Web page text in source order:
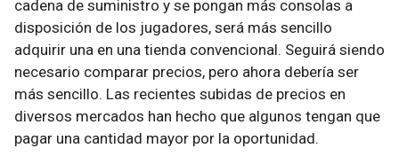
cadena de suministro y se pongan más consolas a
disposición de los jugadores, será más sencillo
adquirir una en una tienda convencional. Seguirá siendo
necesario comparar precios, pero ahora debería ser
más sencillo. Las recientes subidas de precios en
diversos mercados han hecho que algunos tengan que
pagar una cantidad mayor por la oportunidad.